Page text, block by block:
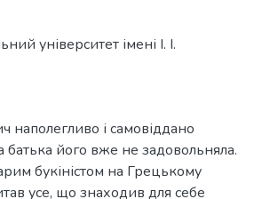
університет імені І. І.
наполегливо і самовіддано
батька його вже не задовольняла.
букіністом на Грецькому
усе, що знаходив для себе